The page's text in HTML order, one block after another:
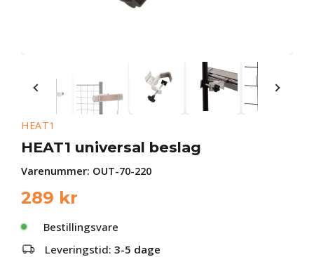
HEAT1
HEAT1 universal beslag
Varenummer: OUT-70-220
289 kr
Bestillingsvare
Leveringstid: 3-5 dage